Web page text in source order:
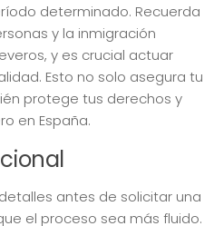
determinado. Recuerda
y la inmigración
y es crucial actuar
Esto no solo asegura tu
protege tus derechos y
en España.
antes de solicitar una
el proceso sea más fluido.